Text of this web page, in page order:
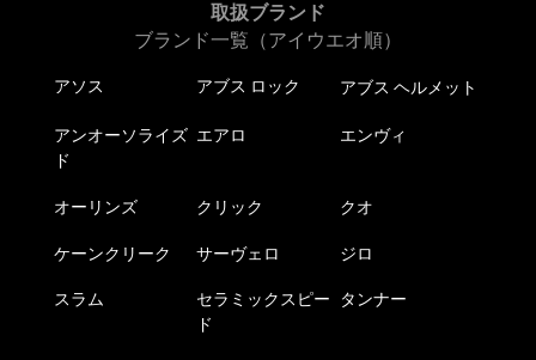
取扱ブランド
ブランド一覧（アイウエオ順）
アソス アブス ロック アブス ヘルメット
アンオーソライズ
ド
エアロ エンヴィ
オーリンズ クリック クオ
ケーンクリーク サーヴェロ ジロ
スラム
セラミックスピー
ド
タンナー